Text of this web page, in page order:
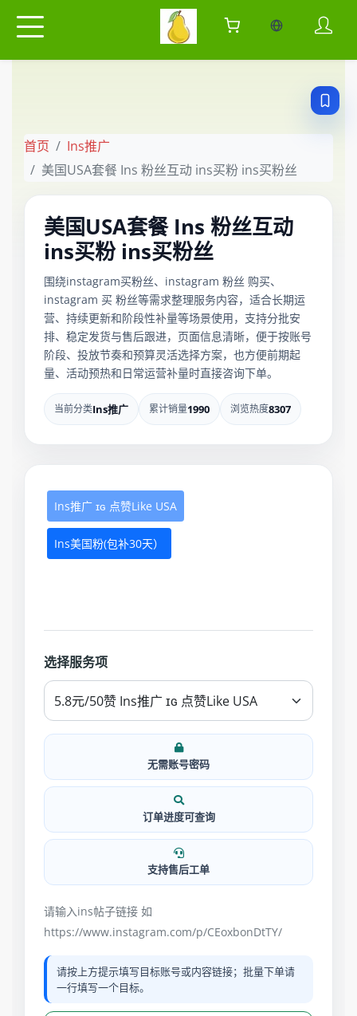
当前语言：中
首页
Ins推广
美国USA套餐 Ins 粉丝互动 ins买粉 ins买粉丝
美国USA套餐 Ins 粉丝互动
ins买粉 ins买粉丝
围绕instagram买粉丝、instagram 粉丝 购买、
instagram 买 粉丝等需求整理服务内容，适合长期运
营、持续更新和阶段性补量等场景使用，支持分批安
排、稳定发货与售后跟进，页面信息清晰，便于按账号
阶段、投放节奏和预算灵活选择方案，也方便前期起
量、活动预热和日常运营补量时直接咨询下单。
当前分类Ins推广 累计销量1990 浏览热度8307
Ins推广 ɪɢ 点赞Like USA
Ins美国粉(包补30天）
选择服务项
无需账号密码
订单进度可查询
支持售后工单
请输入ins帖子链接 如
https://www.instagram.com/p/CEoxbonDtTY/
请按上方提示填写目标账号或内容链接；批量下单请
一行填写一个目标。